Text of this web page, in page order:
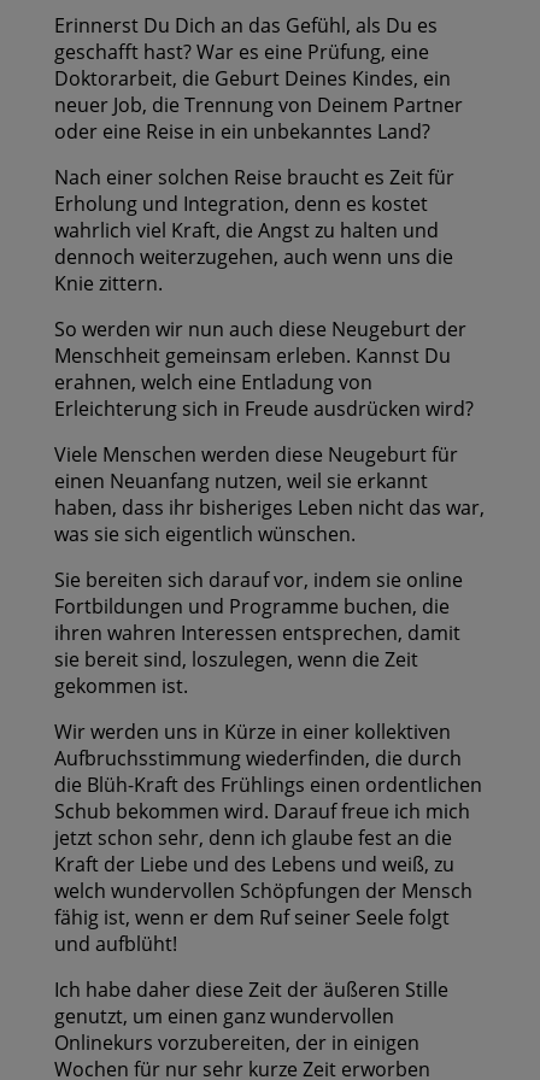
Erinnerst Du Dich an das Gefühl, als Du es
geschafft hast? War es eine Prüfung, eine
Doktorarbeit, die Geburt Deines Kindes, ein
neuer Job, die Trennung von Deinem Partner
oder eine Reise in ein unbekanntes Land?
Nach einer solchen Reise braucht es Zeit für
Erholung und Integration, denn es kostet
wahrlich viel Kraft, die Angst zu halten und
dennoch weiterzugehen, auch wenn uns die
Knie zittern.
So werden wir nun auch diese Neugeburt der
Menschheit gemeinsam erleben. Kannst Du
erahnen, welch eine Entladung von
Erleichterung sich in Freude ausdrücken wird?
Viele Menschen werden diese Neugeburt für
einen Neuanfang nutzen, weil sie erkannt
haben, dass ihr bisheriges Leben nicht das war,
was sie sich eigentlich wünschen.
Sie bereiten sich darauf vor, indem sie online
Fortbildungen und Programme buchen, die
ihren wahren Interessen entsprechen, damit
sie bereit sind, loszulegen, wenn die Zeit
gekommen ist.
Wir werden uns in Kürze in einer kollektiven
Aufbruchsstimmung wiederfinden, die durch
die Blüh-Kraft des Frühlings einen ordentlichen
Schub bekommen wird. Darauf freue ich mich
jetzt schon sehr, denn ich glaube fest an die
Kraft der Liebe und des Lebens und weiß, zu
welch wundervollen Schöpfungen der Mensch
fähig ist, wenn er dem Ruf seiner Seele folgt
und aufblüht!
Ich habe daher diese Zeit der äußeren Stille
genutzt, um einen ganz wundervollen
Onlinekurs vorzubereiten, der in einigen
Wochen für nur sehr kurze Zeit erworben